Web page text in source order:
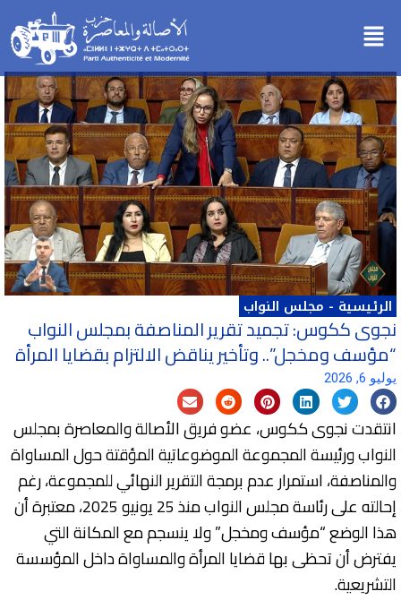
إلىMenu
الرئيسية - مجلس النواب
نجوى ككوس: تجميد تقرير المناصفة بمجلس النواب
“مؤسف ومخجل”.. وتأخير يناقض الالتزام بقضايا المرأة
يوليو 6, 2026
انتقدت نجوى ككوس، عضو فريق الأصالة والمعاصرة بمجلس
النواب ورئيسة المجموعة الموضوعاتية المؤقتة حول المساواة
والمناصفة، استمرار عدم برمجة التقرير النهائي للمجموعة، رغم
إحالته على رئاسة مجلس النواب منذ 25 يونيو 2025، معتبرة أن
هذا الوضع “مؤسف ومخجل” ولا ينسجم مع المكانة التي
يفترض أن تحظى بها قضايا المرأة والمساواة داخل المؤسسة
التشريعية.